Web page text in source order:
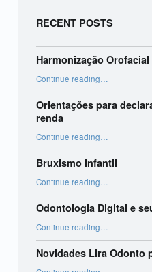
RECENT POSTS
Harmonização Orofacial
Continue reading …
Orientações para
renda
Continue reading“Orientações para declaração do imposto de renda”
…
Bruxismo infantil
Continue reading …
Odontologia Digital e
Continue reading …
Novidades Lira Odonto